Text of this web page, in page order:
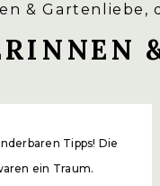
& Gartenliebe,
Tipps! Die
ein Traum.